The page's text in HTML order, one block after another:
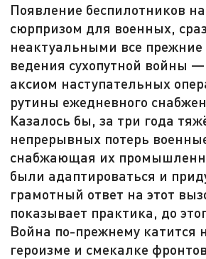
Появление беспилотников
сюрпризом для военных,
неактуальными все
ведения сухопутной войны
аксиом наступательных
рутины ежедневного
Казалось бы, за три года
непрерывных потерь
снабжающая их
были адаптироваться и
грамотный ответ на этот
показывает практика, до
Война по-прежнему катится
героизме и смекалке